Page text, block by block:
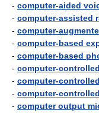
- computer-aided
- computer-assisted
- computer-
- computer-based
- computer-based
- computer-
- computer-
- computer-
- computer output